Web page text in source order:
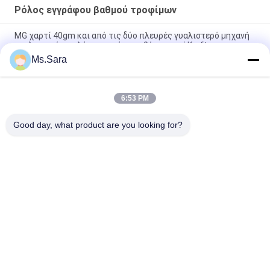
Ρόλος εγγράφου βαθμού τροφίμων
MG χαρτί 40gm και από τις δύο πλευρές γυαλιστερό μηχανή
γυαλιστερό υψηλής αντοχής παρθένο χαρτί Kraft
80/90gm Διπλής όψης Σκληρό Μαύρο Χαρτί Kraft Τροφικής
ποιότητας Για τυλίξη Καρύδων & Ξηρών Φρούτων
BMPAPER Υψηλής αναπνευστικότητας Τεχνητό χαρτί
Ms.Sara
6:53 PM
Good day, what product are you looking for?